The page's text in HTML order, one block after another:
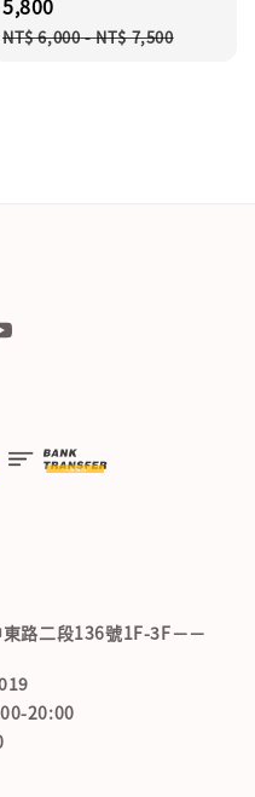
price
5,800
Regular
NT$ 6,000-NT$ 7,500
路二段136號1F-3F－－
20:00